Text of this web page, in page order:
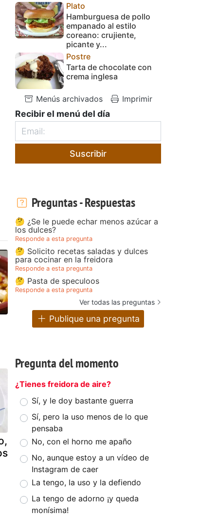
Plato
Hamburguesa de pollo
empanado al estilo
coreano: crujiente,
picante y...
Postre
Tarta de chocolate con
crema inglesa
Menús archivados Imprimir
Recibir el menú del día
Suscribir
Preguntas - Respuestas
🤔 ¿Se le puede echar menos azúcar a
los dulces?
Responde a esta pregunta
🤔 Solicito recetas saladas y dulces
para cocinar en la freidora
Responde a esta pregunta
🤔 Pasta de speculoos
Responde a esta pregunta
Ver todas las preguntas
Publique una pregunta
Pregunta del momento
¿Tienes freidora de aire?
Sí, y le doy bastante guerra
Sí, pero la uso menos de lo que
pensaba
No, con el horno me apaño
No, aunque estoy a un vídeo de
Instagram de caer
La tengo, la uso y la defiendo
La tengo de adorno ¡y queda
monísima!